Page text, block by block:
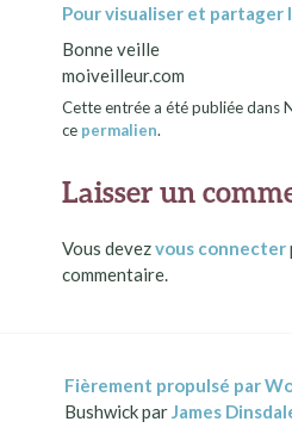
Pour visualiser et partager
Bonne veille
moiveilleur.com
Cette entrée a été publiée dans
ce permalien.
Laisser un
Vous devezvous connecter
commentaire.
Fièrement propulsé par
Bushwick parJames